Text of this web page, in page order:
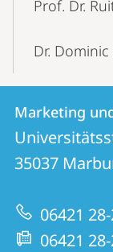
Prof. Dr.
Dr.
Kontakt
und
zur
Website
Marketing
und
Marketing
35037
06421
06421